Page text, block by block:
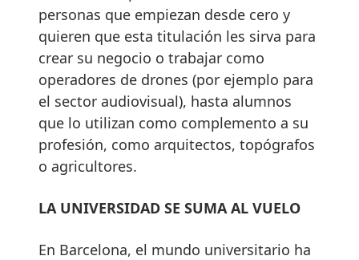
personas que empiezan desde cero y
quieren que esta titulación les sirva para
crear su negocio o trabajar como
operadores de drones (por ejemplo para
el sector audiovisual), hasta alumnos
que lo utilizan como complemento a su
profesión, como arquitectos, topógrafos
o agricultores.
LA UNIVERSIDAD SE SUMA AL VUELO
En Barcelona, el mundo universitario ha